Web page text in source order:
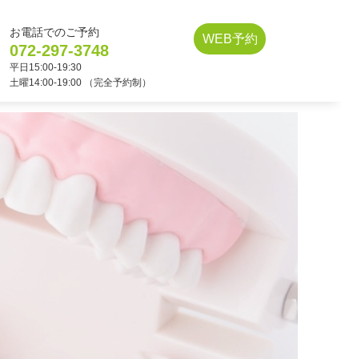
お電話でのご予約
072-297-3748
平日15:00-19:30
土曜14:00-19:00 （完全予約制）
WEB予約